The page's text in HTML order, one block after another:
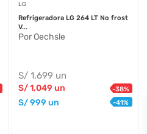
LG
Refrigeradora LG 264 LT No frost
V...
Por Oechsle
S/ 1,699 un
S/1,049 un -38%
S/999 un -41%